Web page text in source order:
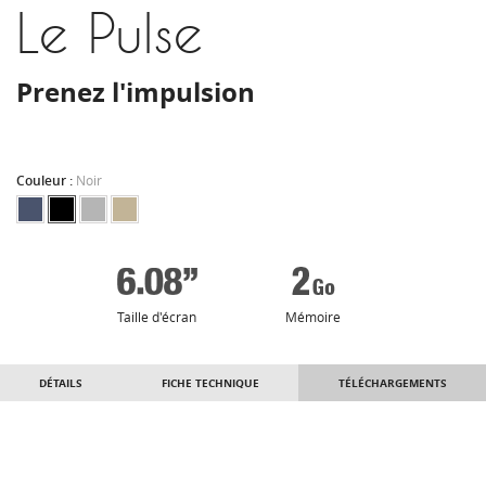
Le Pulse
Prenez l'impulsion
Couleur : Noir
Taille d'écran Mémoire
DÉTAILS FICHE TECHNIQUE TÉLÉCHARGEMENTS